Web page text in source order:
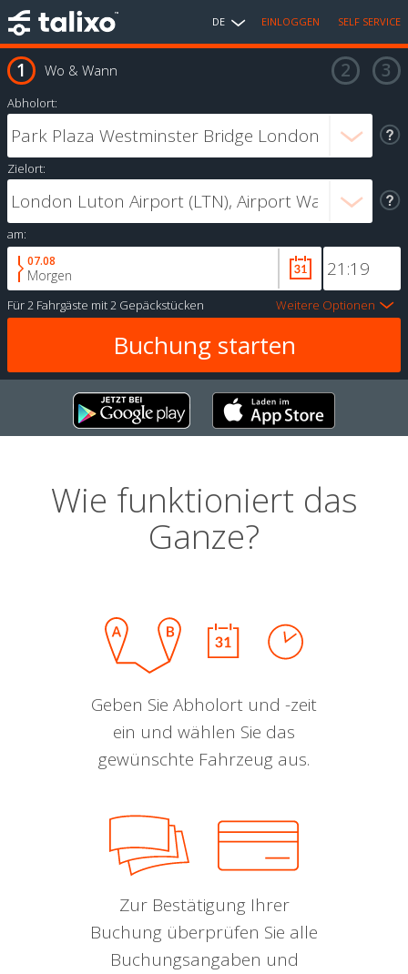
DE EINLOGGEN SELF SERVICE
Wo & Wann
Abholort:
Zielort:
am:
07.08
Morgen
Für2 Fahrgäste mit2 Gepäckstücken Weitere Optionen
Wie funktioniert das
Ganze?
Geben Sie Abholort und -zeit
ein und wählen Sie das
gewünschte Fahrzeug aus.
Zur Bestätigung Ihrer
Buchung überprüfen Sie alle
Buchungsangaben und